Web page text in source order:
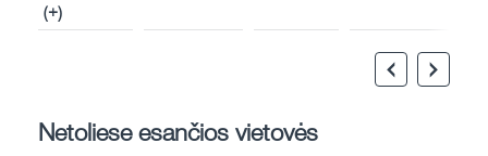
(+)
Netoliese esančios vietovės